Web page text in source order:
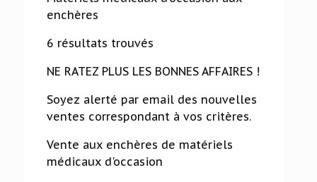
enchères
6 résultats trouvés
NE RATEZ PLUS LES BONNES AFFAIRES !
Soyez alerté par email des nouvelles
ventes correspondant à vos critères.
Vente aux enchères de matériels
médicaux d'occasion